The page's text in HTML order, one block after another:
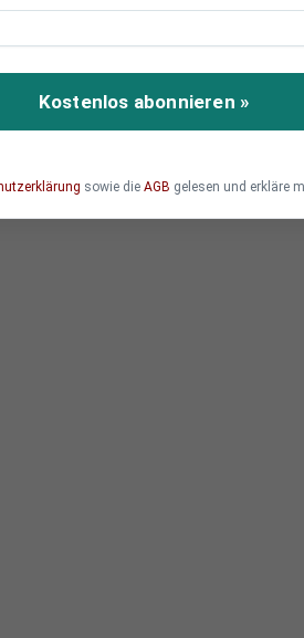
aus.
Kostenlos abonnieren »
sowie die AGB gelesen und erkläre